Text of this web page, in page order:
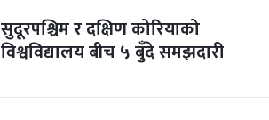
सुदूरपश्चिम र दक्षिण कोरियाको
विश्वविद्यालय बीच ५ बुँदे समझदारी